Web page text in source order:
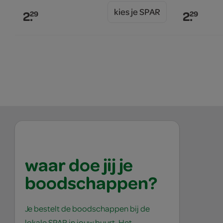
2.29 kies je SPAR 2.29
waar doe jij je
boodschappen?
Je bestelt de boodschappen bij de